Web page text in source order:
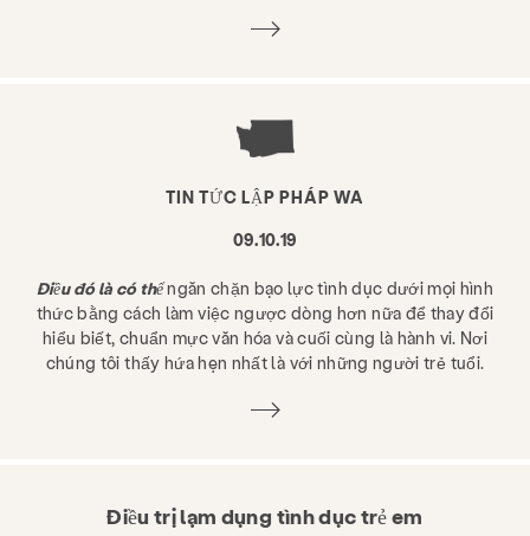
Phòng ngừa & Giáo dục
Tài nguyên Đưa cho Tham gia
Trong khoảng Tin tức & Blog Tiếp xúc
Việc làm Câu hỏi thường gặp Quyên góp
TIN TỨC LẬP PHÁP WA
09.10.19
Điều đó là có thểngăn chặn bạo lực tình dục dưới mọi hình
thức bằng cách làm việc ngược dòng hơn nữa để thay đổi
hiểu biết, chuẩn mực văn hóa và cuối cùng là hành vi. Nơi
chúng tôi thấy hứa hẹn nhất là với những người trẻ tuổi.
Điều trị lạm dụng tình dục trẻ em